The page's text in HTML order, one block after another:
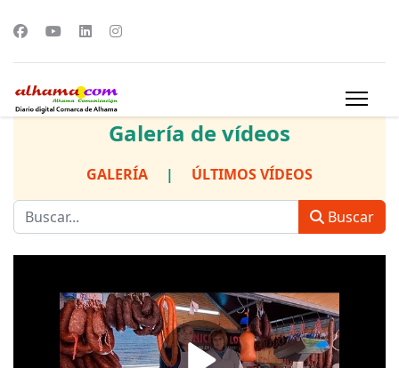
Galería de vídeos
GALERÍA | ÚLTIMOS VÍDEOS
Buscar